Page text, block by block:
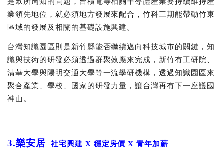
業領先地位，就必須地方發展來配合，竹科三期能帶動竹東
區域的發展及相關的基礎設施興建。
台灣知識園區則是新竹縣能否繼續邁向科技城市的關鍵，知
識與技術的研發必須透過群聚效應來完成，新竹有工研院、
清華大學與陽明交通大學等⼀流學研機構，透過知識園區來
聚合產業、學校、國家的研發力量，讓台灣再有下⼀座護國
神山。
3.樂安居 社宅興建 X 穩定房價 X 青年加薪